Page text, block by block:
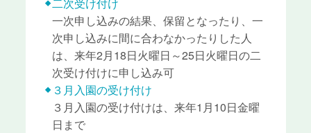
一次申し込みの結果、保留となったり、一
次申し込みに間に合わなかったりした人
は、来年2月18日火曜日～25日火曜日の二
次受け付けに申し込み可
３月入園の受け付け
３月入園の受け付けは、来年1月10日金曜
日まで